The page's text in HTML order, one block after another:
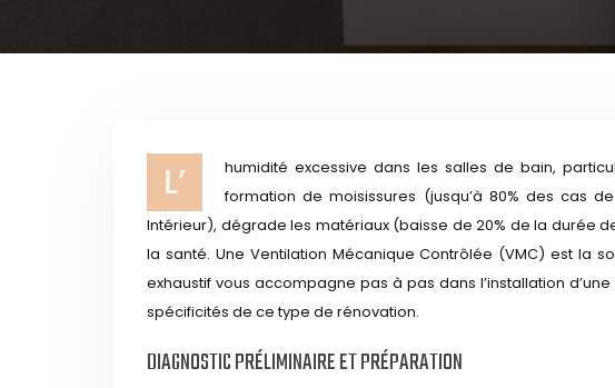
L’humidité excessive dans les salles de bain, particulièrement les anciennes, est un fléau. Elle engendre la
formation de moisissures (jusqu’à 80% des cas
Intérieur), dégrade les matériaux (baisse de 20% de la durée
la santé. Une Ventilation Mécanique Contrôlée (VMC) est la
exhaustif vous accompagne pas à pas dans l’installation
spécificités de ce type de rénovation.
DIAGNOSTIC PRÉLIMINAIRE ET PRÉPARATION